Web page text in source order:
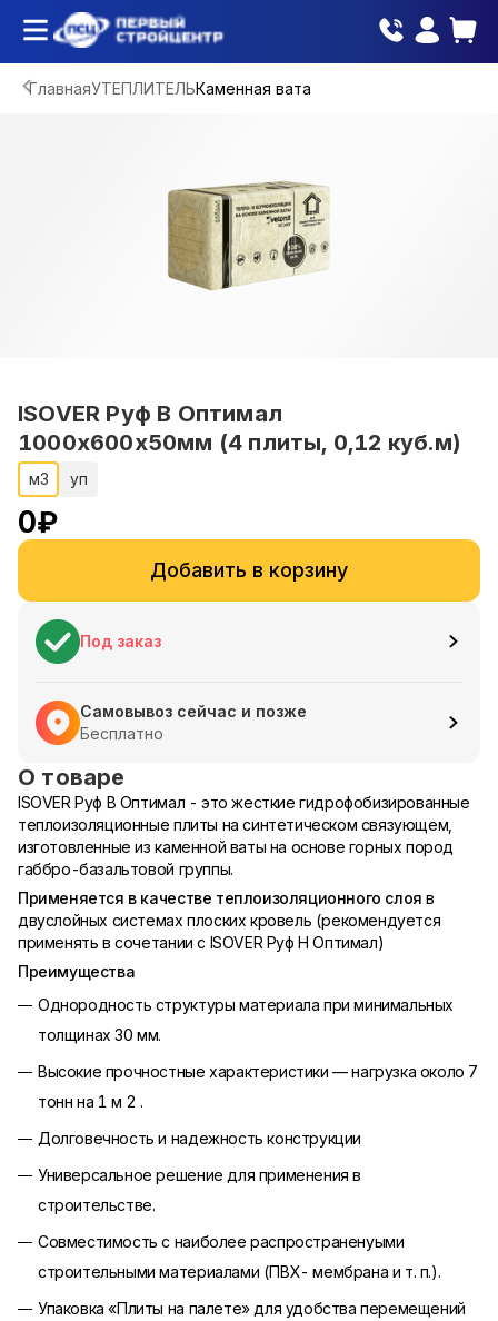
ГлавнаяУТЕПЛИТЕЛЬКаменная вата
ISOVER Руф В Оптимал
1000х600х50мм (4 плиты, 0,12 куб.м)
м3 уп
0₽
Добавить в корзину
Под заказ
Самовывоз сейчас и позже
Бесплатно
О товаре
ISOVER Руф В Оптимал - это жесткие гидрофобизированные
теплоизоляционные плиты на синтетическом связующем,
изготовленные из каменной ваты на основе горных пород
габбро-базальтовой группы.
Применяется в качестве теплоизоляционного слояв
двуслойных системах плоских кровель (рекомендуется
применять в сочетании с ISOVER Руф Н Оптимал)
Преимущества
Однородность структуры материала при минимальных
толщинах 30 мм.
Высокие прочностные характеристики — нагрузка около 7
тонн на 1 м 2 .
Долговечность и надежность конструкции
Универсальное решение для применения в
строительстве.
Совместимость с наиболее распространенyыми
строительными материалами (ПВХ- мембрана и т. п.).
Упаковка «Плиты на палете» для удобства перемещений